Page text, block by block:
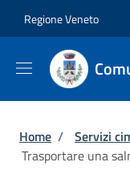
Regione Veneto
Briciole
Home / Servizi
Trasportare una